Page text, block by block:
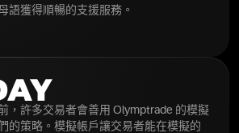
語獲得順暢的支援服務。
，許多交易者會善用 Olymptrade 的模擬
的策略。模擬帳戶讓交易者能在模擬的